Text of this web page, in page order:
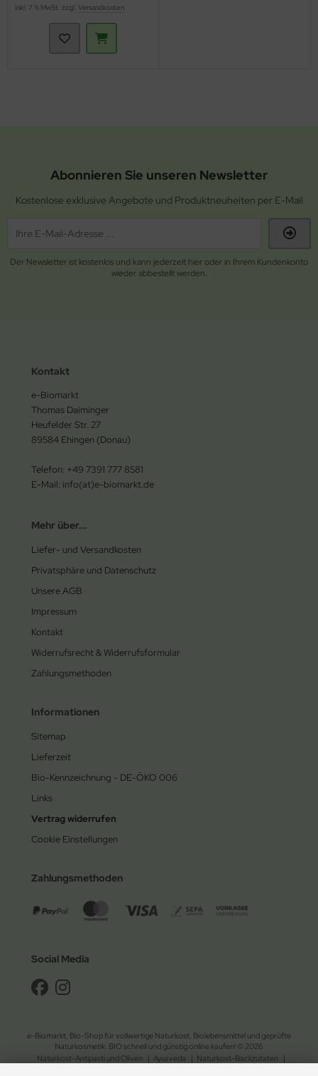
inkl. 7 % MwSt. zzgl. Versandkosten
Abonnieren Sie unseren Newsletter
Kostenlose exklusive Angebote und Produktneuheiten per E-Mail
Der Newsletter ist kostenlos und kann jederzeit hier oder in Ihrem Kundenkonto
wieder abbestellt werden.
Kontakt
e-Biomarkt
Thomas Daiminger
Heufelder Str. 27
89584 Ehingen (Donau)
Telefon: +49 7391 777 8581
E-Mail: info(at)e-biomarkt.de
Mehr über...
Liefer- und Versandkosten
Privatsphäre und Datenschutz
Unsere AGB
Impressum
Kontakt
Widerrufsrecht & Widerrufsformular
Zahlungsmethoden
Informationen
Sitemap
Lieferzeit
Bio-Kennzeichnung - DE-ÖKO 006
Links
Vertrag widerrufen
Cookie Einstellungen
Zahlungsmethoden
Social Media
e-Biomarkt, Bio-Shop für vollwertige Naturkost, Biolebensmittel und geprüfte
Naturkosmetik. BIO schnell und günstig online kaufen! © 2026
Naturkost-Antipasti und Oliven
| Ayurveda | Naturkost-Backzutaten
|